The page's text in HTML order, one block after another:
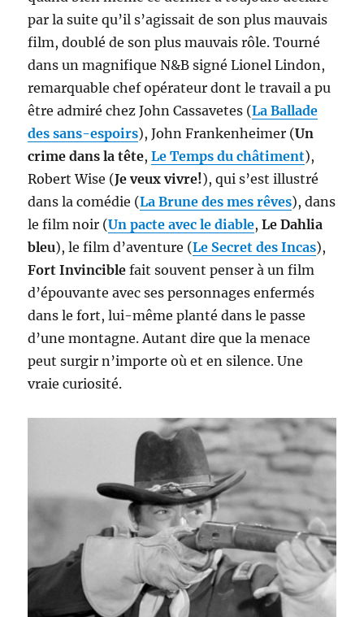
par la suite qu’il s’agissait de son plus mauvais
film, doublé de son plus mauvais rôle. Tourné
dans un magnifique N&B signé Lionel Lindon,
remarquable chef opérateur dont le travail a pu
être admiré chez John Cassavetes (La Ballade
des sans-espoirs), John Frankenheimer (Un
crime dans la tête, Le Temps du châtiment),
Robert Wise (Je veux vivre!), qui s’est illustré
dans la comédie (La Brune des mes rêves), dans
le film noir (Un pacte avec le diable, Le Dahlia
bleu), le film d’aventure (Le Secret des Incas),
Fort Invinciblefait souvent penser à un film
d’épouvante avec ses personnages enfermés
dans le fort, lui-même planté dans le passe
d’une montagne. Autant dire que la menace
peut surgir n’importe où et en silence. Une
vraie curiosité.